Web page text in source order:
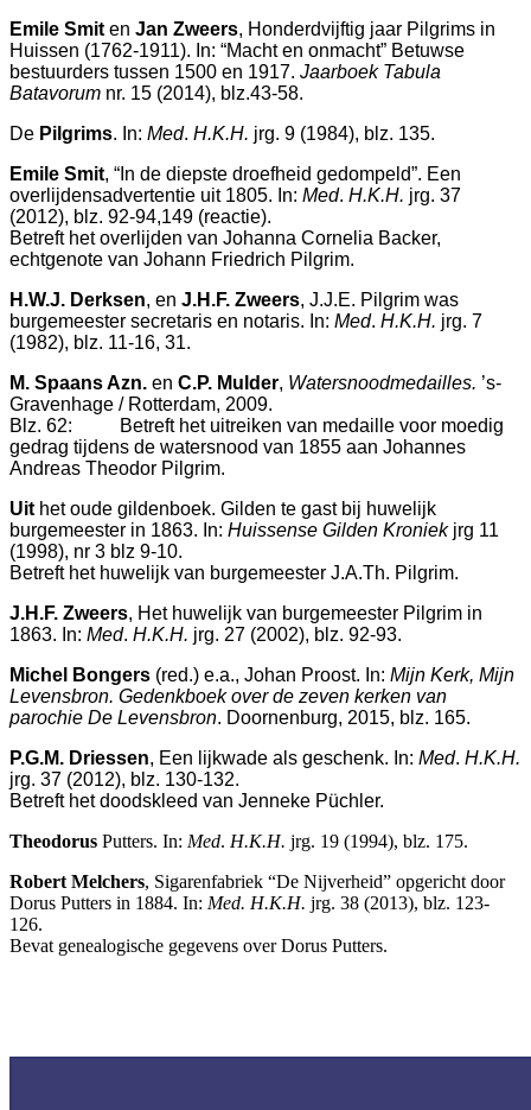
Emile Smit en Jan Zweers, Honderdvijftig jaar Pilgrims in
Huissen (1762-1911). In: “Macht en onmacht” Betuwse
bestuurders tussen 1500 en 1917. Jaarboek Tabula
Batavorum nr. 15 (2014), blz.43-58.
De Pilgrims. In: Med. H.K.H. jrg. 9 (1984), blz. 135.
Emile Smit, “In de diepste droefheid gedompeld”. Een
overlijdensadvertentie uit 1805. In: Med. H.K.H. jrg. 37
(2012), blz. 92-94,149 (reactie).
Betreft het overlijden van Johanna Cornelia Backer,
echtgenote van Johann Friedrich Pilgrim.
H.W.J. Derksen, en J.H.F. Zweers, J.J.E. Pilgrim was
burgemeester secretaris en notaris. In: Med. H.K.H. jrg. 7
(1982), blz. 11-16, 31.
M. Spaans Azn. en C.P. Mulder, Watersnoodmedailles. ’s-
Gravenhage / Rotterdam, 2009.
Blz. 62: Betreft het uitreiken van medaille voor moedig
gedrag tijdens de watersnood van 1855 aan Johannes
Andreas Theodor Pilgrim.
Uit het oude gildenboek. Gilden te gast bij huwelijk
burgemeester in 1863. In: Huissense Gilden Kroniekjrg 11
(1998), nr 3 blz 9-10.
Betreft het huwelijk van burgemeester J.A.Th. Pilgrim.
J.H.F. Zweers, Het huwelijk van burgemeester Pilgrim in
1863. In: Med. H.K.H. jrg. 27 (2002), blz. 92-93.
Michel Bongers (red.) e.a., Johan Proost. In: Mijn Kerk, Mijn
Levensbron. Gedenkboek over de zeven kerken van
parochie De Levensbron. Doornenburg, 2015, blz. 165.
P.G.M. Driessen, Een lijkwade als geschenk. In: Med. H.K.H.
jrg. 37 (2012), blz. 130-132.
Betreft het doodskleed van Jenneke Püchler.
Theodorus Putters. In: Med. H.K.H. jrg. 19 (1994), blz. 175.
Robert Melchers, Sigarenfabriek “De Nijverheid” opgericht door
Dorus Putters in 1884. In: Med. H.K.H. jrg. 38 (2013), blz. 123-
126.
Bevat genealogische gegevens over Dorus Putters.